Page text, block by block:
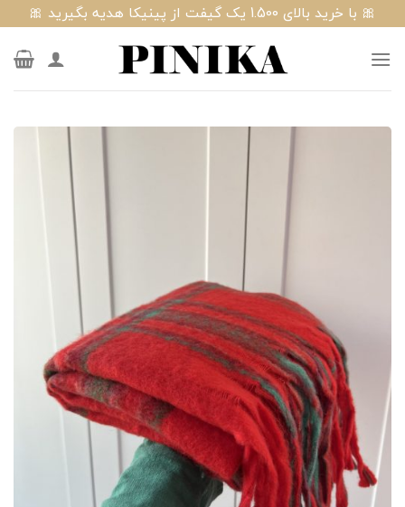
to
content
🎀 با خرید بالای 1.500 یک گیفت از پینیکا هدیه بگیرید 🎀